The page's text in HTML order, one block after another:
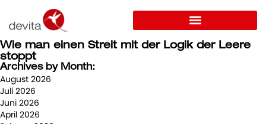
Wie man einen Streit mit der Logik der Leere
stoppt
Archives by Month:
August 2026
Juli 2026
Juni 2026
April 2026